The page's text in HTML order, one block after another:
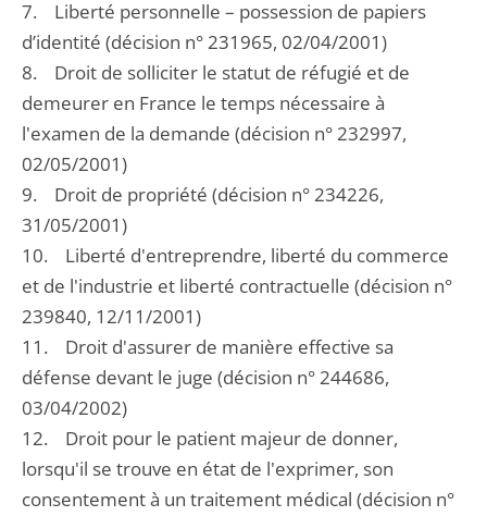
7. Liberté personnelle – possession de papiers
d’identité (décision n° 231965, 02/04/2001)
8. Droit de solliciter le statut de réfugié et de
demeurer en France le temps nécessaire à
l'examen de la demande (décision n° 232997,
02/05/2001)
9. Droit de propriété (décision n° 234226,
31/05/2001)
10. Liberté d'entreprendre, liberté du commerce
et de l'industrie et liberté contractuelle (décision n°
239840, 12/11/2001)
11. Droit d'assurer de manière effective sa
défense devant le juge (décision n° 244686,
03/04/2002)
12. Droit pour le patient majeur de donner,
lorsqu'il se trouve en état de l'exprimer, son
consentement à un traitement médical (décision n°